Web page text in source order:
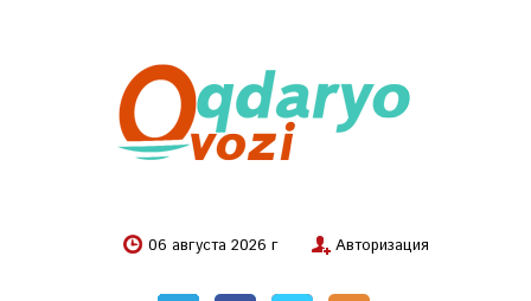
06 августа 2026 г Авторизация